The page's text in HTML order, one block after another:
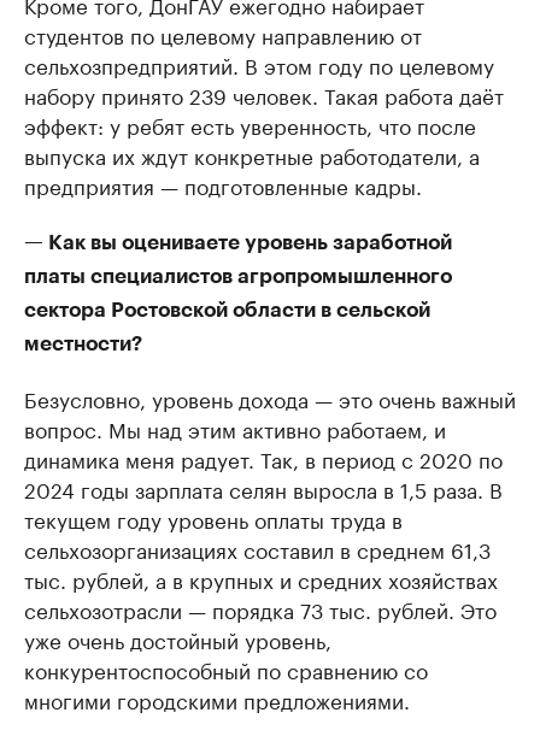
студентов по целевому направлению от
сельхозпредприятий. В этом году по целевому
набору принято 239 человек. Такая работа даёт
эффект: у ребят есть уверенность, что после
выпуска их ждут конкретные работодатели, а
предприятия — подготовленные кадры.
— Как вы оцениваете уровень заработной
платы специалистов агропромышленного
сектора Ростовской области в сельской
местности?
Безусловно, уровень дохода — это очень важный
вопрос. Мы над этим активно работаем, и
динамика меня радует. Так, в период с 2020 по
2024 годы зарплата селян выросла в 1,5 раза. В
текущем году уровень оплаты труда в
сельхозорганизациях составил в среднем 61,3
тыс. рублей, а в крупных и средних хозяйствах
сельхозотрасли — порядка 73 тыс. рублей. Это
уже очень достойный уровень,
конкурентоспособный по сравнению со
многими городскими предложениями.